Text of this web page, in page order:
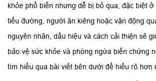
khỏe phổ biến nhưng dễ bị bỏ qua, đặc biệt
tiểu đường, người ăn kiêng hoặc vận động
nguyên nhân, dấu hiệu và cách cải thiện sẽ
bảo vệ sức khỏe và phòng ngừa biến chứng
tìm hiểu qua bài viết bên dưới để hiểu rõ hơn